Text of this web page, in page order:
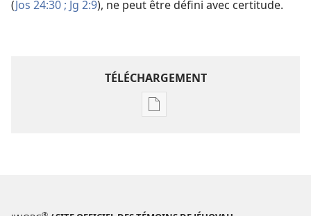
(Jos 24:30 ; Jg 2:9), ne peut être défini avec certitude.
TÉLÉCHARGEMENT
Options
Étude